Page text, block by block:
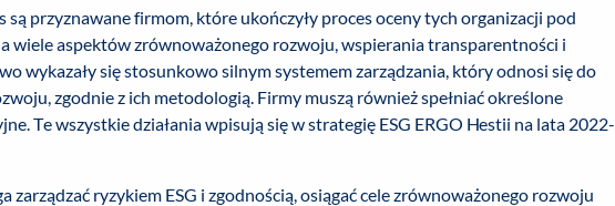
są przyznawane firmom, które ukończyły proces oceny tych organizacji pod
wiele aspektów zrównoważonego rozwoju, wspierania transparentności i
wykazały się stosunkowo silnym systemem zarządzania, który odnosi się do
zgodnie z ich metodologią. Firmy muszą również spełniać określone
Te wszystkie działania wpisują się w strategię ESG ERGO Hestii na lata 2022-
zarządzać ryzykiem ESG i zgodnością, osiągać cele zrównoważonego rozwoju